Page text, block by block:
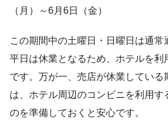
（月）～6月6日（金）
この期間中の土曜日・日曜日は通常
平日は休業となるため、ホテルを利
です。万が一、売店が休業している
は、ホテル周辺のコンビニを利用す
のを準備しておくと安心です。